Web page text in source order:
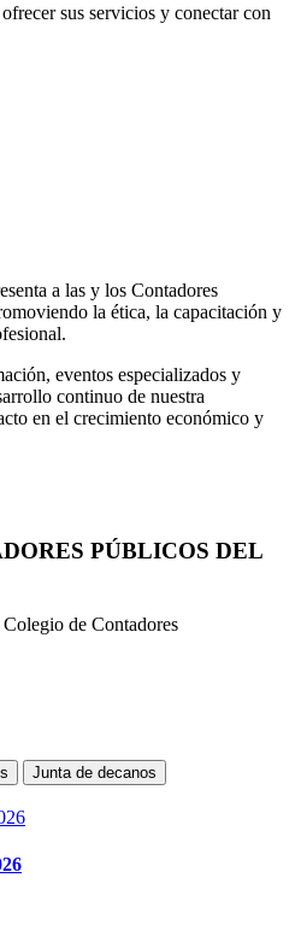
sus servicios y conectar con
a las y los Contadores
la ética, la capacitación y
eventos especializados y
continuo de nuestra
en el crecimiento económico y
PÚBLICOS DEL
Junta de decanos